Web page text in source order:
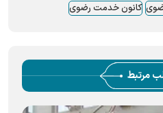
کانون خدمت رضوی
مرتبط